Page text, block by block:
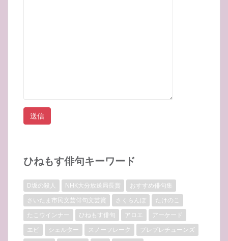
ひねもす俳句キーワード
D坂の殺人 NHK大分放送局長賞
おすすめ俳句集
さいたま市民文芸俳句文芸賞
さくらんぼ
たけのこ
たこウインナー
ひねもす俳句 アロエ
アーケード
エビ
シェルター スノーフレーク
プレプレチューンズ